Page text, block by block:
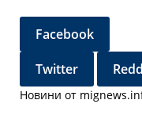
Facebook
Twitter
Новини от